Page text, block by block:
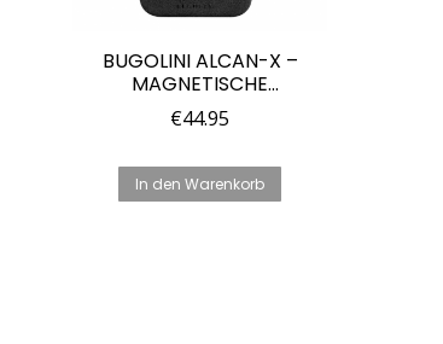
BUGOLINI ALCAN-X –
MAGNETISCHE
ALCANTARA-HÜLLE FÜR
IPHONE 14 PRO MAX – 9002
€44.95
In den Warenkorb